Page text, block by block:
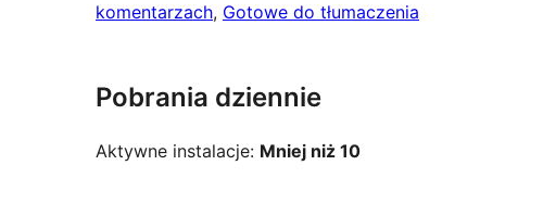
komentarzach, Gotowe do tłumaczenia
Pobrania dziennie
Aktywne instalacje: Mniej niż 10